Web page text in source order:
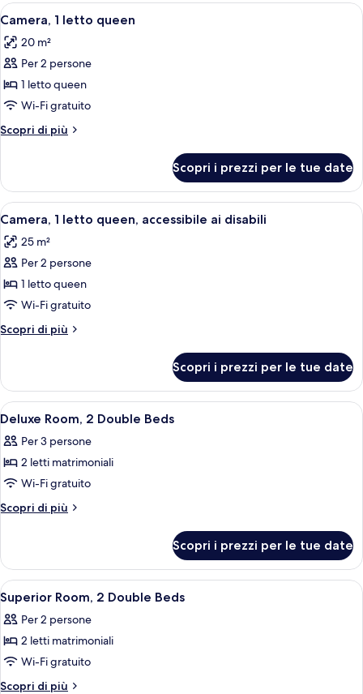
letto
Apri
tutte
le
foto
per
Camera,
1
letto
Una camera d'albergo con un letto
2
Camera, 1 letto queen
20 m²
Per 2 persone
1 letto queen
Wi-Fi gratuito
Scopri di più
Altri
1
letto
queen
Scopri i prezzi per le tue date
Apri
tutte
le
foto
per
Camera,
1
letto
accessibile
ai
disabili
Un bagno moderno con cabina
1
Camera, 1 letto queen, accessibile ai disabili
25 m²
Per 2 persone
1 letto queen
Wi-Fi gratuito
Scopri di più
Altri
1
letto
queen,
ai
disabili
Scopri i prezzi per le tue date
Apri
tutte
le
foto
per
Deluxe
Double
Beds
Una camera d'albergo con due letti,
2
Deluxe Room, 2 Double Beds
Per 3 persone
2 letti matrimoniali
Wi-Fi gratuito
Scopri di più
Altri
Room,
Double
Beds
Scopri i prezzi per le tue date
Apri
tutte
le
foto
per
Superior
Camera d'albergo con due letti, una
3
Superior Room, 2 Double Beds
Per 2 persone
2 letti matrimoniali
Wi-Fi gratuito
Scopri di più
Altri